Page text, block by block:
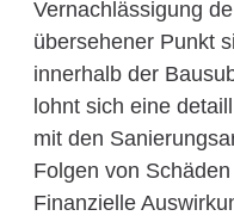
Vernachlässigung
übersehener Punkt
innerhalb der
lohnt sich eine
mit den
Folgen von
Finanzielle